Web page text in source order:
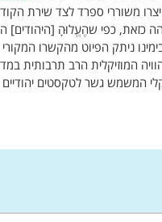
משוררי ספרד לצד שירת
כזאת, כפי שהֶעֱלוּהָ [היהודים]
ניתק הפיוט מהקשרו
המוזיקלית הרב תרבותית
המשמש גשר לטקסטים